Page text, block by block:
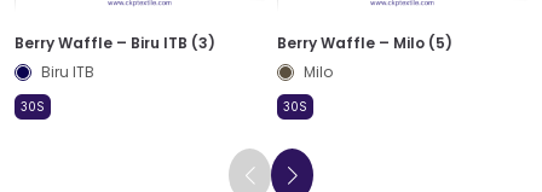
Berry Waffle – Biru ITB (3)
Biru ITB
30S
Berry Waffle – Milo (5)
Milo
30S